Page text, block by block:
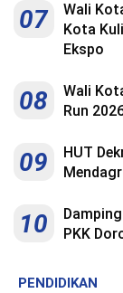
07
Wali
Kota
Ekspo
08
Wali
Run
09
HUT
10
PKK
PENDIDIKAN